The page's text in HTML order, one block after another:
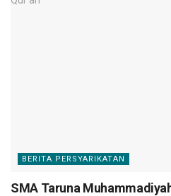
BERITA PERSYARIKATAN
SMA Taruna